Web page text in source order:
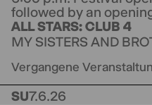
followed by an
ALL STARS: CLUB 4
MY SISTERS AND
Vergangene
SU7.6.26